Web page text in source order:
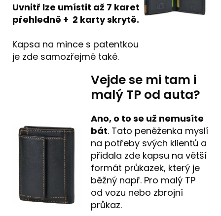
Uvnitř lze umístit až 7 karet
přehledně + 2 karty skrytě.
Kapsa na mince s patentkou
je zde samozřejmě také.
Vejde se mi tam i
malý TP od auta?
Ano, o to se už nemusíte
bát. Tato peněženka myslí
na potřeby svých klientů a
přidala zde kapsu na větší
formát průkazek, který je
běžný např. Pro malý TP
od vozu nebo zbrojní
průkaz.